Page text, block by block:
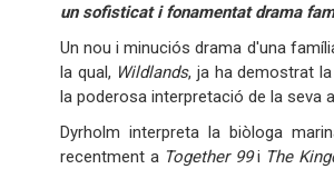
un sofisticat i fonamentat drama
Un nou i minuciós drama d'una
la qual, Wildlands, ja ha demostrat
la poderosa interpretació de la seva
Dyrholm interpreta la biòloga
recentment a Together 99i The